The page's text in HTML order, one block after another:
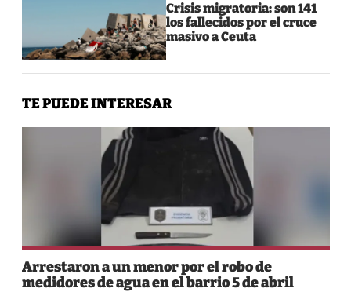
Crisis migratoria: son 141
los fallecidos por el cruce
masivo a Ceuta
TE PUEDE INTERESAR
Arrestaron a un menor por el robo de
medidores de agua en el barrio 5 de abril